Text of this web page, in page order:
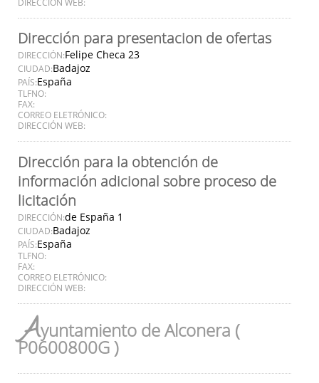
Dirección para presentacion de ofertas
DIRECCIÓN:Felipe Checa 23
CIUDAD:Badajoz
PAÍS:España
TLFNO:
FAX:
CORREO ELETRÓNICO:
DIRECCIÓN WEB:
Dirección para la obtención de
información adicional sobre proceso de
licitación
DIRECCIÓN:de España 1
CIUDAD:Badajoz
PAÍS:España
TLFNO:
FAX:
CORREO ELETRÓNICO:
DIRECCIÓN WEB:
Ayuntamiento de Alconera (
P0600800G )